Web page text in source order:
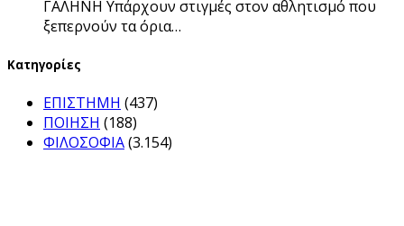
ΓΑΛΗΝΗ Υπάρχουν στιγμές στον αθλητισμό που
ξεπερνούν τα όρια…
Kατηγορίες
ΕΠΙΣΤΗΜΗ (437)
ΠΟΙΗΣΗ (188)
ΦΙΛΟΣΟΦΙΑ(3.154)